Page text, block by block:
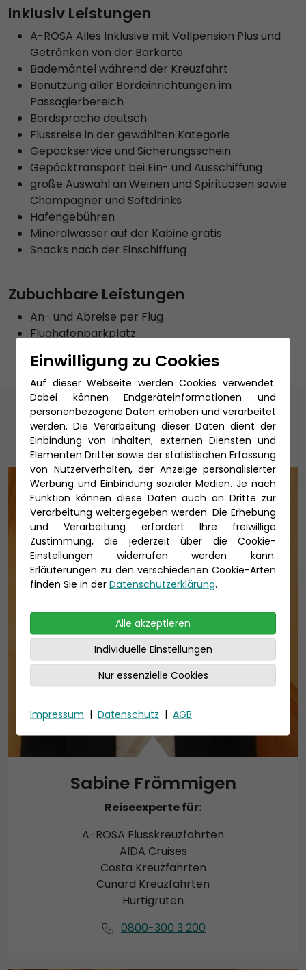
Inklusiv Leistungen
A-ROSA Alles Inklusive mit Vollpension Plus und
Getränken von der Barkarte
Bademäntel während der Kreuzfahrt
Benutzung aller Bordeinrichtungen im
Passagierbereich
Bordsprache deutsch
Flussreise in der gewählten Kategorie
Gepäckservice und Sicherungsschein
Gepäcktransport bei Ein- und Ausschiffung
große Auswahl an Weinen und Spirituosen sowie
Champagner und Softdrinks
Hafengebühren
Mineralwasser auf der Kabine gratis
Snacks nach der Einschiffung
Zubuchbare Leistungen
An- und Abreise per Flug
Flughafenparkplatz
Unsere Reiseexperten
Sabine Frömmigen
Reiseexperte für:
A-ROSA Flusskreuzfahrten
AIDA Cruises
Costa Kreuzfahrten
Cunard Kreuzfahrten
Hurtigruten
0800-300 3 200
Einwilligung zu Cookies
Auf dieser Webseite werden Cookies verwendet.
Dabei können Endgeräteinformationen und
personenbezogene Daten erhoben und verarbeitet
werden. Die Verarbeitung dieser Daten dient der
Einbindung von Inhalten, externen Diensten und
Elementen Dritter sowie der statistischen Erfassung
von Nutzerverhalten, der Anzeige personalisierter
Werbung und Einbindung sozialer Medien. Je nach
Funktion können diese Daten auch an Dritte zur
Verarbeitung weitergegeben werden. Die Erhebung
und Verarbeitung erfordert Ihre freiwillige
Zustimmung, die jederzeit über die Cookie-
Einstellungen widerrufen werden kann.
Erläuterungen zu den verschiedenen Cookie-Arten
finden Sie in der Datenschutzerklärung.
Alle akzeptieren
Individuelle Einstellungen
Nur essenzielle Cookies
Impressum | Datenschutz | AGB